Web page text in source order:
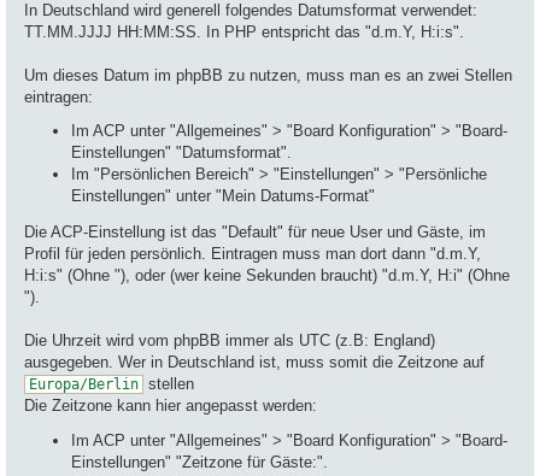
In Deutschland wird generell folgendes Datumsformat verwendet:
TT.MM.JJJJ HH:MM:SS. In PHP entspricht das "d.m.Y, H:i:s".
Um dieses Datum im phpBB zu nutzen, muss man es an zwei Stellen
eintragen:
Im ACP unter "Allgemeines" > "Board Konfiguration" > "Board-
Einstellungen" "Datumsformat".
Im "Persönlichen Bereich" > "Einstellungen" > "Persönliche
Einstellungen" unter "Mein Datums-Format"
Die ACP-Einstellung ist das "Default" für neue User und Gäste, im
Profil für jeden persönlich. Eintragen muss man dort dann "d.m.Y,
H:i:s" (Ohne "), oder (wer keine Sekunden braucht) "d.m.Y, H:i" (Ohne
").
Die Uhrzeit wird vom phpBB immer als UTC (z.B: England)
ausgegeben. Wer in Deutschland ist, muss somit die Zeitzone auf
Europa/Berlin stellen
Die Zeitzone kann hier angepasst werden:
Im ACP unter "Allgemeines" > "Board Konfiguration" > "Board-
Einstellungen" "Zeitzone für Gäste:".